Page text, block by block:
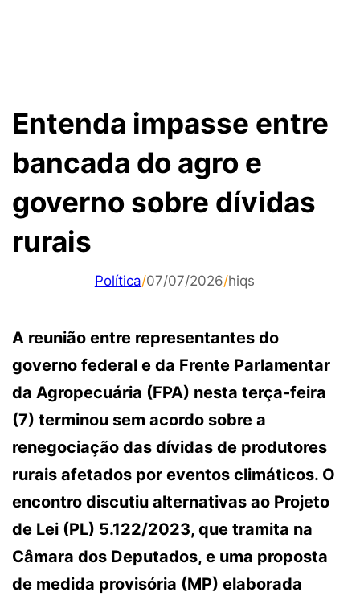
Entenda impasse entre
bancada do agro e
governo sobre dívidas
rurais
Política/07/07/2026/hiqs
A reunião entre representantes do
governo federal e da Frente Parlamentar
da Agropecuária (FPA) nesta terça-feira
(7) terminou sem acordo sobre a
renegociação das dívidas de produtores
rurais afetados por eventos climáticos. O
encontro discutiu alternativas ao Projeto
de Lei (PL) 5.122/2023, que tramita na
Câmara dos Deputados, e uma proposta
de medida provisória (MP) elaborada